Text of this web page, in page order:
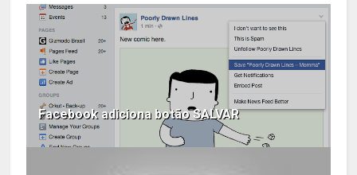
Facebook adiciona botão SALVAR